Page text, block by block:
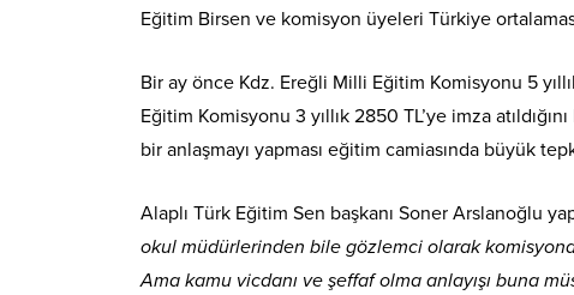
Eğitim Birsen ve komisyon üyeleri Türkiye
Bir ay önce Kdz. Ereğli Milli Eğitim Komisyonu 5
Eğitim Komisyonu 3 yıllık 2850 TL’ye imza
bir anlaşmayı yapması eğitim camiasında büyük
Alaplı Türk Eğitim Sen başkanı Soner Arslanoğlu
okul müdürlerinden bile gözlemci olarak
Ama kamu vicdanı ve şeffaf olma anlayışı buna